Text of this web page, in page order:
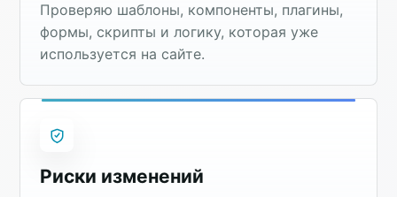
Проверяю шаблоны, компоненты, плагины,
формы, скрипты и логику, которая уже
используется на сайте.
Риски изменений